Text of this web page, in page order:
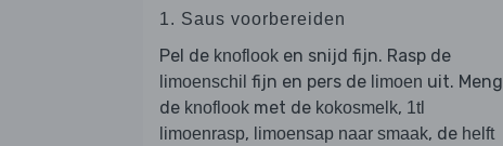
1. Saus voorbereiden
Pel de knoflook en snijd fijn. Rasp de
limoenschil fijn en pers de limoen uit. Meng
de knoflook met de kokosmelk, 1tl
limoenrasp, limoensap naar smaak, de helft